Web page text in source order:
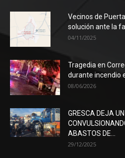
Vecinos de
solución ante la
04/11/2025
Tragedia en
durante incendio
08/06/2026
GRESCA DEJA
ABASTOS DE...
29/12/2025